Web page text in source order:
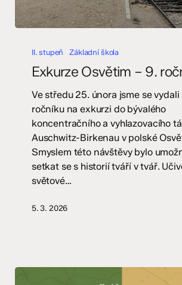
Osvětim
ročník
II. stupeň Základní škola
Exkurze Osvětim – 9.
Ve středu 25. února jsme se vydali
ročníku na exkurzi do bývalého
koncentračního a vyhlazovacího
Auschwitz-Birkenau v polské
Smyslem této návštěvy bylo
setkat se s historií tváří v tvář.
světové…
5. 3. 2026